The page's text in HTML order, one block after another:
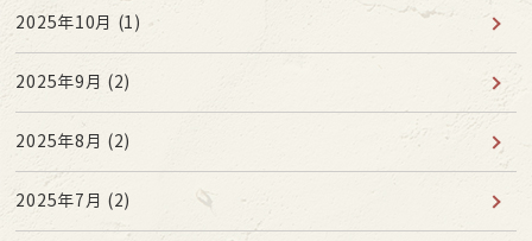
2025年10月 (1)
2025年9月 (2)
2025年8月 (2)
2025年7月 (2)